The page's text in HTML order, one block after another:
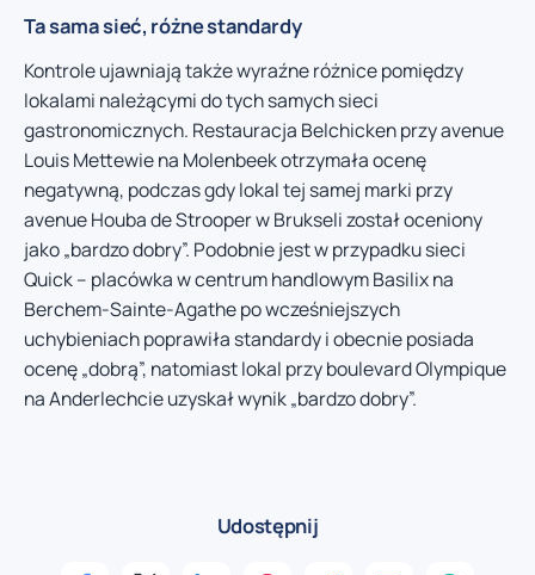
Ta sama sieć, różne standardy
Kontrole ujawniają także wyraźne różnice pomiędzy
lokalami należącymi do tych samych sieci
gastronomicznych. Restauracja Belchicken przy avenue
Louis Mettewie na Molenbeek otrzymała ocenę
negatywną, podczas gdy lokal tej samej marki przy
avenue Houba de Strooper w Brukseli został oceniony
jako „bardzo dobry”. Podobnie jest w przypadku sieci
Quick – placówka w centrum handlowym Basilix na
Berchem-Sainte-Agathe po wcześniejszych
uchybieniach poprawiła standardy i obecnie posiada
ocenę „dobrą”, natomiast lokal przy boulevard Olympique
na Anderlechcie uzyskał wynik „bardzo dobry”.
Udostępnij